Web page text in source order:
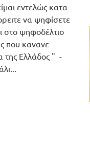
εντελώς κατα
να ψηφίσετε
στο ψηφοδέλτιο
που κανανε
της Ελλάδος " -